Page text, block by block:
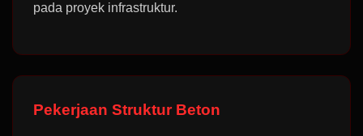
pada proyek infrastruktur.
Pekerjaan Struktur Beton